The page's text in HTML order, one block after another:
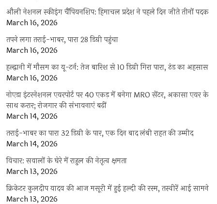
औली नेशनल स्कीइंग चैंपियनशिप: हिमाचल प्रदेश ने पहले दिन जीते तीनों पदक
March 16, 2026
तपने लगा तराई-भाबर, पारा 28 डिग्री पहुंचा
March 16, 2026
हल्द्वानी में मौसम का यू-टर्न: तेज बारिश से 10 डिग्री गिरा पारा, ठंड का अहसास
March 16, 2026
नोएडा इंटरनेशनल एयरपोर्ट पर 40 एकड़ में बनेगा MRO सेंटर, अकासा एयर के
साथ करार; रोजगार की संभावनाएं बढ़ीं
March 14, 2026
तराई-भाबर का पारा 32 डिग्री के पार, एक दिन बाद लंबी राहत की उम्मीद
March 14, 2026
विचार: सवालों के घेरे में राहुल की नेतृत्व क्षमता
March 13, 2026
क्रिकेटर कुलदीप यादव की आज मसूरी में हुई हल्दी की रस्म, तस्वीरें आई सामने
March 13, 2026